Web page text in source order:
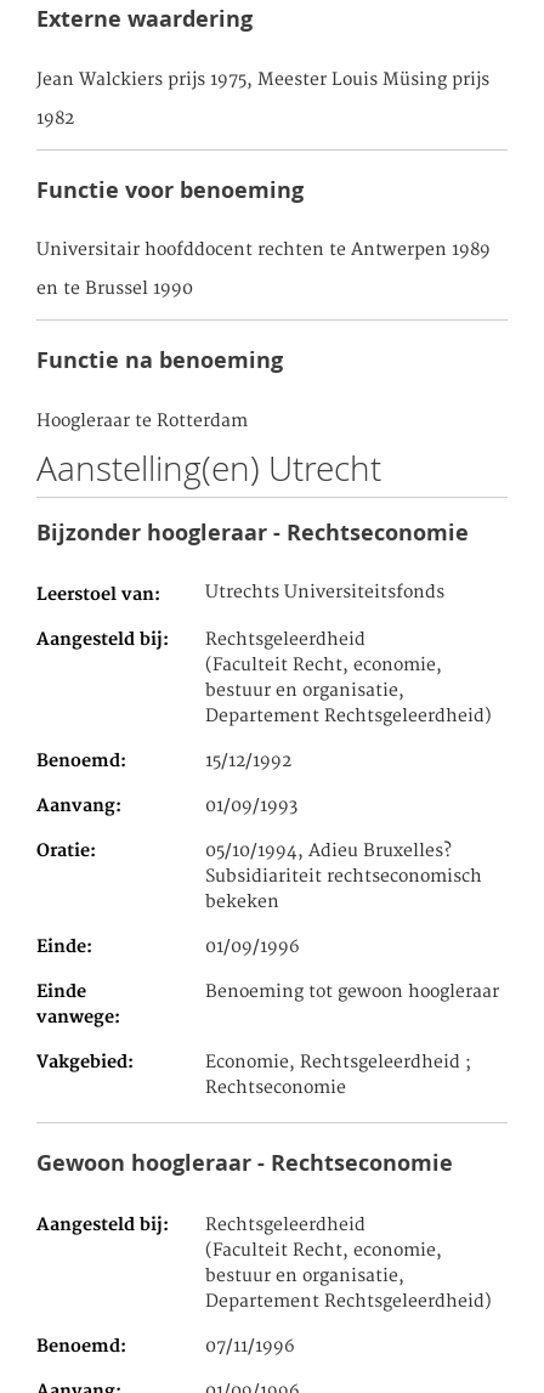
Externe waardering
Jean Walckiers prijs 1975, Meester Louis Müsing prijs
1982
Functie voor benoeming
Universitair hoofddocent rechten te Antwerpen 1989
en te Brussel 1990
Functie na benoeming
Hoogleraar te Rotterdam
Aanstelling(en) Utrecht
Bijzonder hoogleraar - Rechtseconomie
Leerstoel van Utrechts Universiteitsfonds
Aangesteld bij
Rechtsgeleerdheid
(Faculteit Recht, economie,
bestuur en organisatie,
Departement Rechtsgeleerdheid)
Benoemd 15/12/1992
Aanvang 01/09/1993
Oratie
05/10/1994, Adieu Bruxelles?
Subsidiariteit rechtseconomisch
bekeken
Einde 01/09/1996
Einde
vanwege
Benoeming tot gewoon hoogleraar
Vakgebied
Economie, Rechtsgeleerdheid ;
Rechtseconomie
Gewoon hoogleraar - Rechtseconomie
Aangesteld bij
Rechtsgeleerdheid
(Faculteit Recht, economie,
bestuur en organisatie,
Departement Rechtsgeleerdheid)
Benoemd 07/11/1996